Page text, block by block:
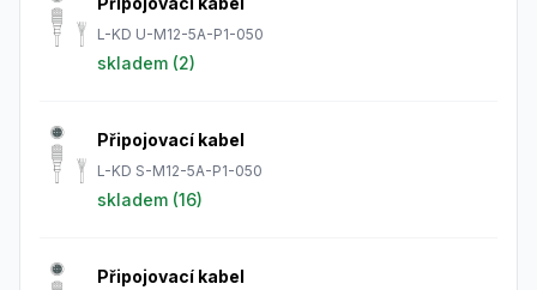
L-KD U-M12-5A-P1-050
skladem (2)
Připojovací kabel
L-KD S-M12-5A-P1-050
skladem (16)
Připojovací kabel